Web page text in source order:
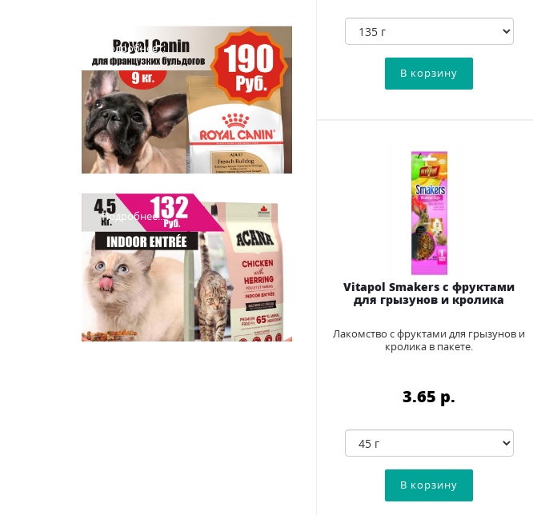
Подробнее...
Подробнее...
Vitapol Smakers с фруктами
для грызунов и кролика
Лакомство с фруктами для грызунов и
кролика в пакете.
3.65 p.